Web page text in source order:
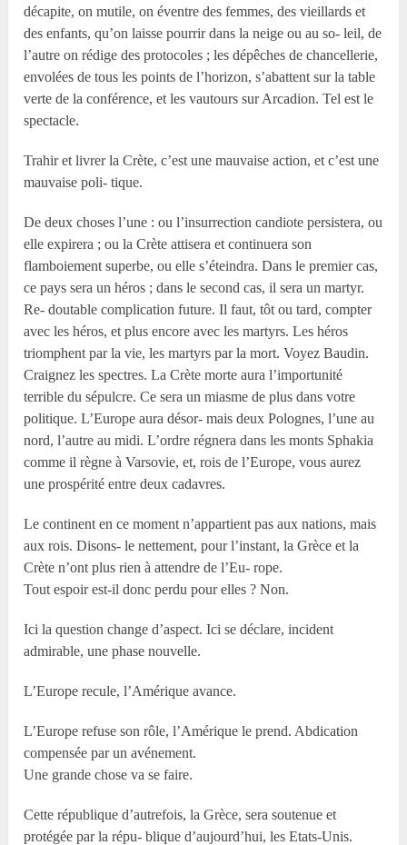
décapite, on mutile, on éventre des femmes, des vieillards et
des enfants, qu’on laisse pourrir dans la neige ou au so- leil, de
l’autre on rédige des protocoles ; les dépêches de chancellerie,
envolées de tous les points de l’horizon, s’abattent sur la table
verte de la conférence, et les vautours sur Arcadion. Tel est le
spectacle.
Trahir et livrer la Crète, c’est une mauvaise action, et c’est une
mauvaise poli- tique.
De deux choses l’une : ou l’insurrection candiote persistera, ou
elle expirera ; ou la Crète attisera et continuera son
flamboiement superbe, ou elle s’éteindra. Dans le premier cas,
ce pays sera un héros ; dans le second cas, il sera un martyr.
Re- doutable complication future. Il faut, tôt ou tard, compter
avec les héros, et plus encore avec les martyrs. Les héros
triomphent par la vie, les martyrs par la mort. Voyez Baudin.
Craignez les spectres. La Crète morte aura l’importunité
terrible du sépulcre. Ce sera un miasme de plus dans votre
politique. L’Europe aura désor- mais deux Polognes, l’une au
nord, l’autre au midi. L’ordre régnera dans les monts Sphakia
comme il règne à Varsovie, et, rois de l’Europe, vous aurez
une prospérité entre deux cadavres.
Le continent en ce moment n’appartient pas aux nations, mais
aux rois. Disons- le nettement, pour l’instant, la Grèce et la
Crète n’ont plus rien à attendre de l’Eu- rope.
Tout espoir est-il donc perdu pour elles ? Non.
Ici la question change d’aspect. Ici se déclare, incident
admirable, une phase nouvelle.
L’Europe recule, l’Amérique avance.
L’Europe refuse son rôle, l’Amérique le prend. Abdication
compensée par un avénement.
Une grande chose va se faire.
Cette république d’autrefois, la Grèce, sera soutenue et
protégée par la répu- blique d’aujourd’hui, les Etats-Unis.